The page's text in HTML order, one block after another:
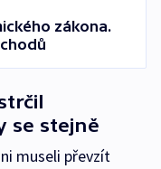
zákona.
se stejně
museli převzít